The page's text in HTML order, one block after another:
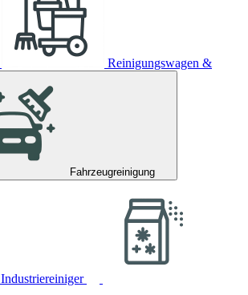
Reinigungswagen &
Fahrzeugreinigung
Industriereiniger